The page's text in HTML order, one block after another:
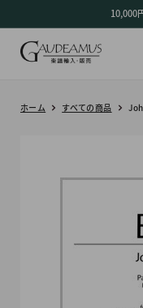
ン
10,000
ホーム すべての商品